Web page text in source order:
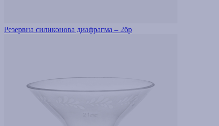
Резервна силиконова диафрагма – 2бр